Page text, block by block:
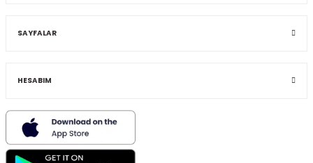
SAYFALAR
HESABIM